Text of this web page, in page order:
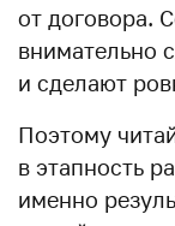
от договора.
внимательно
и сделают
Поэтому
в этапность
именно